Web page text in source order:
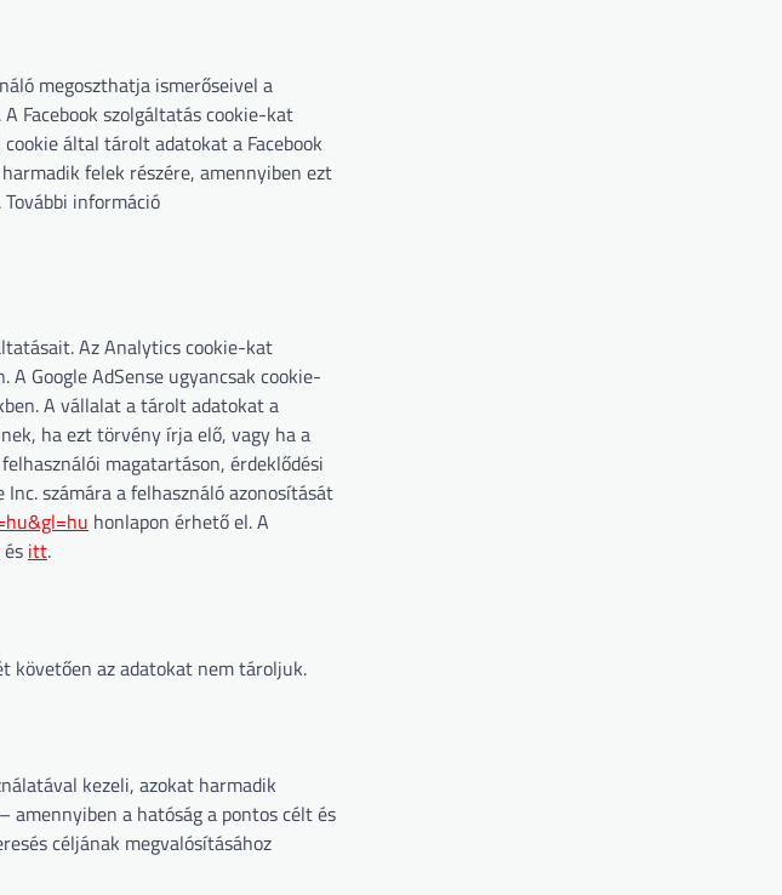
megoszthatja ismerőseivel a
Facebook szolgáltatás cookie-kat
által tárolt adatokat a Facebook
felek részére, amennyiben ezt
információ
Az Analytics cookie-kat
Google AdSense ugyancsak cookie-
A vállalat a tárolt adatokat a
ha ezt törvény írja elő, vagy ha a
magatartáson, érdeklődési
számára a felhasználó azonosítását
honlapon érhető el. A
és itt.
követően az adatokat nem tároljuk.
kezeli, azokat harmadik
amennyiben a hatóság a pontos célt és
céljának megvalósításához